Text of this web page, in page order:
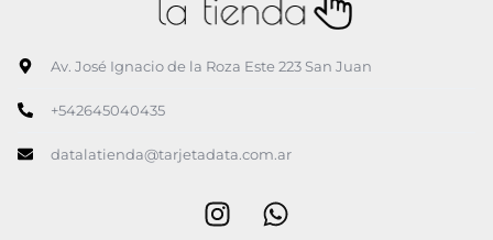
Av. José Ignacio de la Roza Este 223 San Juan
+542645040435
datalatienda@tarjetadata.com.ar